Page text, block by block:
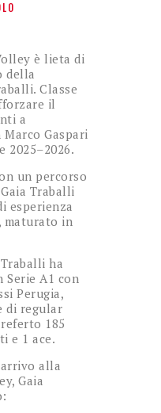
è lieta di
della
Classe
il
a
Gaspari
2025–2026.
un percorso
Traballi
esperienza
maturato in
ha
A1 con
Perugia,
di regular
185
e 1 ace.
alla
Gaia